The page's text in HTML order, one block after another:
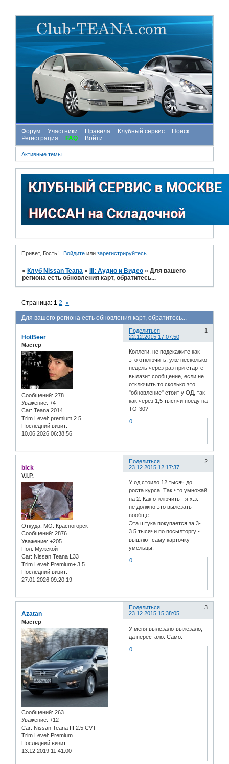
Форум Участники Правила Клубный сервис
Поиск
Регистрация
FAQ Войти
Активные темы
Привет, Гость! Войдитеили зарегистрируйтесь.
» Клуб Nissan Teana » III: Аудио и Bидео »Для вашего
региона есть обновления карт, обратитесь...
Для вашего региона есть обновления карт, обратитесь...
Страница:1 2 »
Поделиться
1
22.12.2015 17:07:50
HotBeer
Мастер
Сообщений: 278
Уважение: +4
Car: Teana 2014
Trim Level: premium 2.5
Последний визит:
10.06.2026 06:38:56
Коллеги, не подскажите как
это отключить, уже несколько
недель через раз при старте
вылазит сообщение, если не
отключить то сколько это
"обновление" стоит у ОД, так
как через 1,5 тысячи поеду на
ТО-30?
0
Поделиться
2
23.12.2015 12:17:37
blck
V.I.P.
Откуда: МО. Красногорск
Сообщений: 2876
Уважение: +205
Пол: Мужской
Car: Nissan Teana L33
Trim Level: Premium+ 3.5
Последний визит:
27.01.2026 09:20:19
У од стоило 12 тысяч до
роста курса. Так что умножай
на 2. Как отключить - я х.з. -
не должно это вылезать
вообще
Эта штука покупается за 3-
3.5 тысячи по посылторгу -
вышлют саму карточку
умельцы.
0
Поделиться
3
23.12.2015 15:38:05
Azatan
Мастер
Сообщений: 263
Уважение: +12
Car: Nissan Teana III 2.5 CVT
Trim Level: Premium
Последний визит:
13.12.2019 11:41:00
У меня вылезало-вылезало,
да перестало. Само.
0